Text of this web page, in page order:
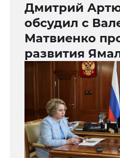
Дмитрий
обсудил c
Матвиенко
развития